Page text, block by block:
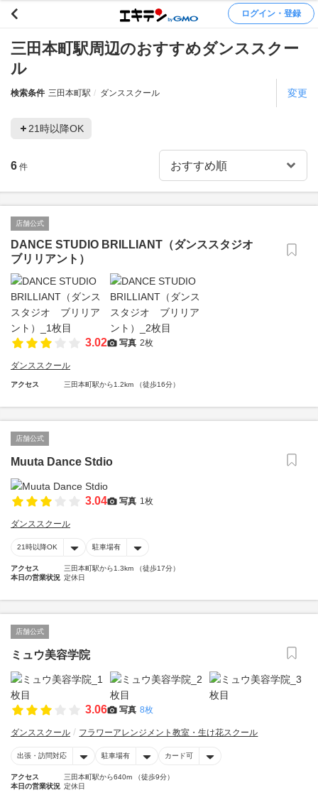
ログイン・登録
三田本町駅周辺のおすすめダンススクー
ル
検索条件 三田本町駅 ダンススクール 変更
21時以降OK
6 件
店舗公式
DANCE STUDIO BRILLIANT（ダンススタジオ
ブリリアント）
3.02 写真 2枚
ダンススクール
アクセス 三田本町駅から1.2km （徒歩16分）
店舗公式
Muuta Dance Stdio
3.04 写真 1枚
ダンススクール
21時以降OK 駐車場有
アクセス
三田本町駅から1.3km （徒歩17分）
本日の営業状況 定休日
店舗公式
ミュウ美容学院
3.06 写真 8枚
ダンススクール フラワーアレンジメント教室・生け花スクール
出張・訪問対応 駐車場有 カード可
アクセス
三田本町駅から640m （徒歩9分）
本日の営業状況 定休日